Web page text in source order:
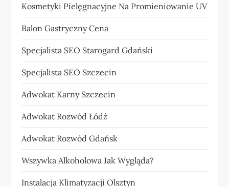
Kosmetyki Pielęgnacyjne Na Promieniowanie UV
Balon Gastryczny Cena
Specjalista SEO Starogard Gdański
Specjalista SEO Szczecin
Adwokat Karny Szczecin
Adwokat Rozwód Łódź
Adwokat Rozwód Gdańsk
Wszywka Alkoholowa Jak Wygląda?
Instalacja Klimatyzacji Olsztyn